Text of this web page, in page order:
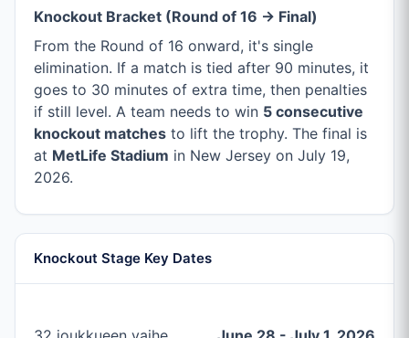
Knockout Bracket (Round of 16 → Final)
From the Round of 16 onward, it's single
elimination. If a match is tied after 90 minutes, it
goes to 30 minutes of extra time, then penalties
if still level. A team needs to win 5 consecutive
knockout matches to lift the trophy. The final is
at MetLife Stadium in New Jersey on July 19,
2026.
Knockout Stage Key Dates